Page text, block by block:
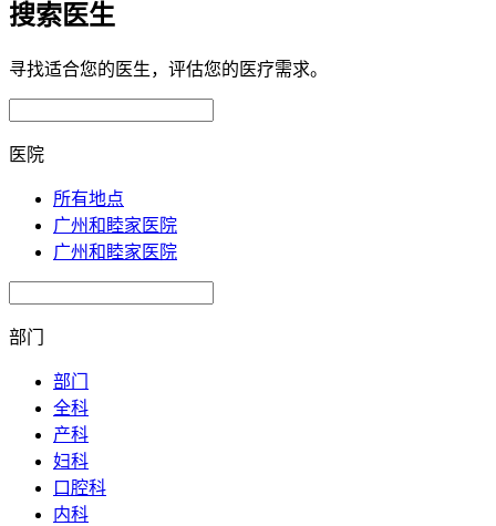
搜索医生
寻找适合您的医生，评估您的医疗需求。
医院
所有地点
广州和睦家医院
广州和睦家医院
部门
部门
全科
产科
妇科
口腔科
内科